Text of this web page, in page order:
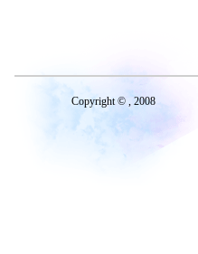
Copyright © , 2008